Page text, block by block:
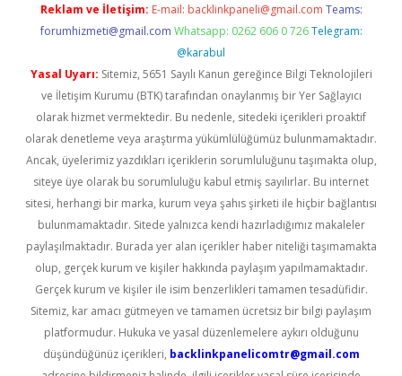
Reklam ve İletişim: E-mail: backlinkpaneli@gmail.com Teams:
forumhizmeti@gmail.com Whatsapp: 0262 606 0 726 Telegram:
@karabul
Yasal Uyarı: Sitemiz, 5651 Sayılı Kanun gereğince Bilgi Teknolojileri
ve İletişim Kurumu (BTK) tarafından onaylanmış bir Yer Sağlayıcı
olarak hizmet vermektedir. Bu nedenle, sitedeki içerikleri proaktif
olarak denetleme veya araştırma yükümlülüğümüz bulunmamaktadır.
Ancak, üyelerimiz yazdıkları içeriklerin sorumluluğunu taşımakta olup,
siteye üye olarak bu sorumluluğu kabul etmiş sayılırlar. Bu internet
sitesi, herhangi bir marka, kurum veya şahıs şirketi ile hiçbir bağlantısı
bulunmamaktadır. Sitede yalnızca kendi hazırladığımız makaleler
paylaşılmaktadır. Burada yer alan içerikler haber niteliği taşımamakta
olup, gerçek kurum ve kişiler hakkında paylaşım yapılmamaktadır.
Gerçek kurum ve kişiler ile isim benzerlikleri tamamen tesadüfidir.
Sitemiz, kar amacı gütmeyen ve tamamen ücretsiz bir bilgi paylaşım
platformudur. Hukuka ve yasal düzenlemelere aykırı olduğunu
düşündüğünüz içerikleri, backlinkpanelicomtr@gmail.com